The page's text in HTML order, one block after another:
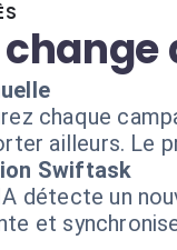
chaque
ailleurs. Le
Swiftask
détecte un
et